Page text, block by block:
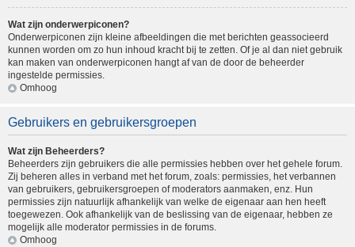
Wat zijn onderwerpiconen?
Onderwerpiconen zijn kleine afbeeldingen die met berichten geassocieerd
kunnen worden om zo hun inhoud kracht bij te zetten. Of je al dan niet gebruik
kan maken van onderwerpiconen hangt af van de door de beheerder
ingestelde permissies.
Omhoog
Gebruikers en gebruikersgroepen
Wat zijn Beheerders?
Beheerders zijn gebruikers die alle permissies hebben over het gehele forum.
Zij beheren alles in verband met het forum, zoals: permissies, het verbannen
van gebruikers, gebruikersgroepen of moderators aanmaken, enz. Hun
permissies zijn natuurlijk afhankelijk van welke de eigenaar aan hen heeft
toegewezen. Ook afhankelijk van de beslissing van de eigenaar, hebben ze
mogelijk alle moderator permissies in de forums.
Omhoog